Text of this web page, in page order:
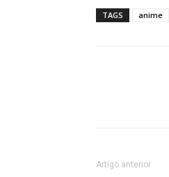
TAGS anime
Artigo anterior